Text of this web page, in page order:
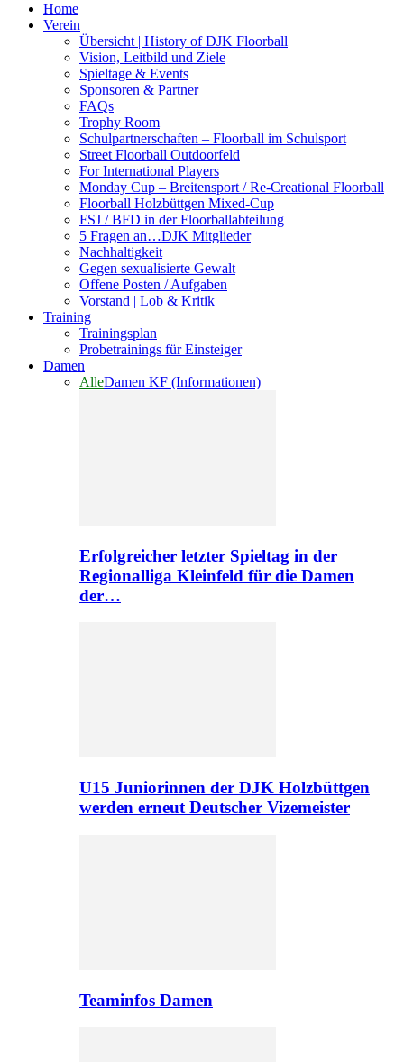
Home
Verein
Übersicht | History of DJK Floorball
Vision, Leitbild und Ziele
Spieltage & Events
Sponsoren & Partner
FAQs
Trophy Room
Schulpartnerschaften – Floorball im Schulsport
Street Floorball Outdoorfeld
For International Players
Monday Cup – Breitensport / Re-Creational Floorball
Floorball Holzbüttgen Mixed-Cup
FSJ / BFD in der Floorballabteilung
5 Fragen an…DJK Mitglieder
Nachhaltigkeit
Gegen sexualisierte Gewalt
Offene Posten / Aufgaben
Vorstand | Lob & Kritik
Training
Trainingsplan
Probetrainings für Einsteiger
Damen
AlleDamen KF (Informationen)
Erfolgreicher letzter Spieltag in der
Regionalliga Kleinfeld für die Damen
der…
U15 Juniorinnen der DJK Holzbüttgen
werden erneut Deutscher Vizemeister
Teaminfos Damen